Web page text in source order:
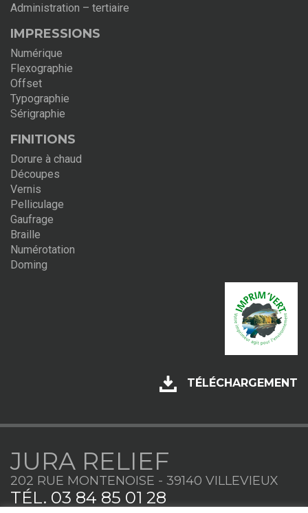
Administration – tertiaire
IMPRESSIONS
Numérique
Flexographie
Offset
Typographie
Sérigraphie
FINITIONS
Dorure à chaud
Découpes
Vernis
Pelliculage
Gaufrage
Braille
Numérotation
Doming
TÉLÉCHARGEMENT
JURA RELIEF
202 RUE MONTENOISE - 39140 VILLEVIEUX
TÉL. 03 84 85 01 28